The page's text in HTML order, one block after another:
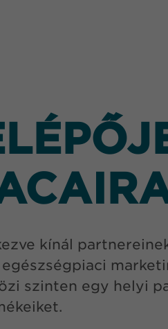
kínál
szinten egy helyi